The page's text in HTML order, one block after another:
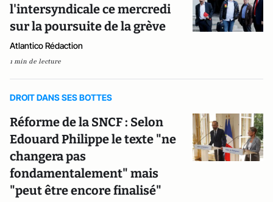
l'intersyndicale ce mercredi
sur la poursuite de la grève
Atlantico Rédaction
1 min de lecture
DROIT DANS SES BOTTES
Réforme de la SNCF : Selon
Edouard Philippe le texte "ne
changera pas
fondamentalement" mais
"peut être encore finalisé"